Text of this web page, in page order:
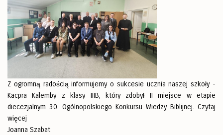
Z ogromną radością informujemy o sukcesie ucznia naszej szkoły -
Kacpra Kalemby z klasy IIIB, który zdobył II miejsce w etapie
diecezjalnym 30. Ogólnopolskiego Konkursu Wiedzy Biblijnej. Czytaj
więcej
Joanna Szabat